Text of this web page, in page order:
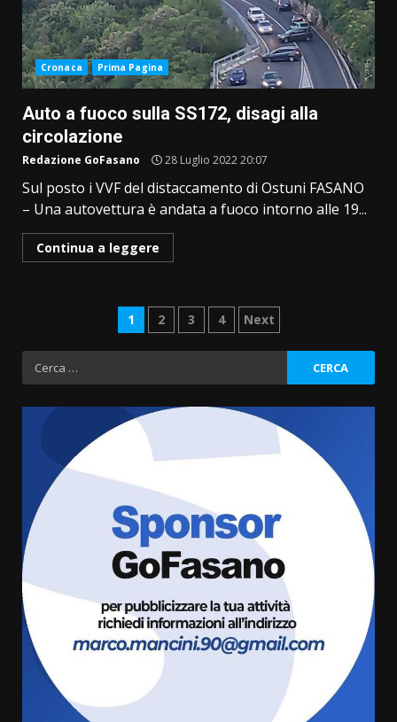
Cronaca Prima Pagina
Auto a fuoco sulla SS172, disagi alla
circolazione
Redazione GoFasano 28 Luglio 2022 20:07
Sul posto i VVF del distaccamento di Ostuni FASANO
– Una autovettura è andata a fuoco intorno alle 19...
Continua a leggere
Paginazione
degli
articoli
1 2 3 4 Next
Ricerca
per:
3
Fasanese ferito a colpi di arma
6 Agosto 2026 18:13
Carta d’identità: continua il piano
di aperture straordinarie del
6 Agosto 2026 14:16
Grazia Neglia, coordinatrice
cittadina di Fratelli d’Italia,
pronta a tornare in Consiglio
comunale